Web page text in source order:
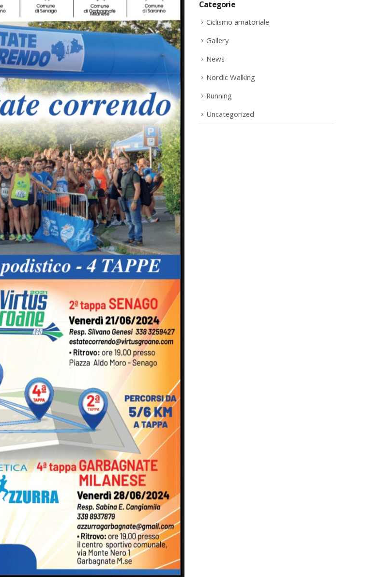
Categorie
Ciclismo amatoriale
Gallery
News
Nordic Walking
Running
Uncategorized